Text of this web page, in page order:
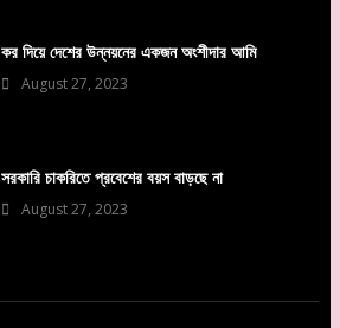
কর দিয়ে দেশের উন্নয়নের একজন অংশীদার আমি
August 27, 2023
সরকারি চাকরিতে প্রবেশের বয়স বাড়ছে না
August 27, 2023